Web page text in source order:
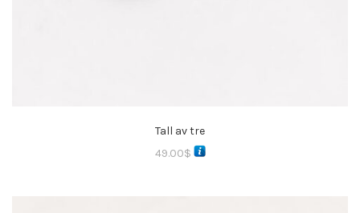
Tall av tre
49.00$